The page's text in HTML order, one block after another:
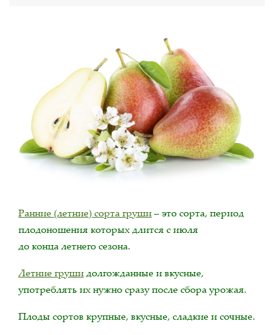
Ранние (летние) сорта груши– это сорта, период
плодоношения которых длится с июля
до конца летнего сезона.
Летние грушидолгожданные и вкусные,
употреблять их нужно сразу после сбора урожая.
Плоды сортов крупные, вкусные, сладкие и сочные.